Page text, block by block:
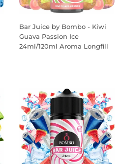
Bar Juice by Bombo - Kiwi
Guava Passion Ice
24ml/120ml Aroma Longfill